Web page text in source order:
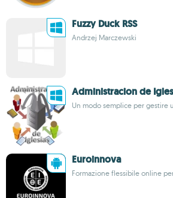
Fuzzy Duck RSS
Andrzej Marczewski
Administracion de
Un modo semplice per gestire
Euroinnova
Formazione flessibile online